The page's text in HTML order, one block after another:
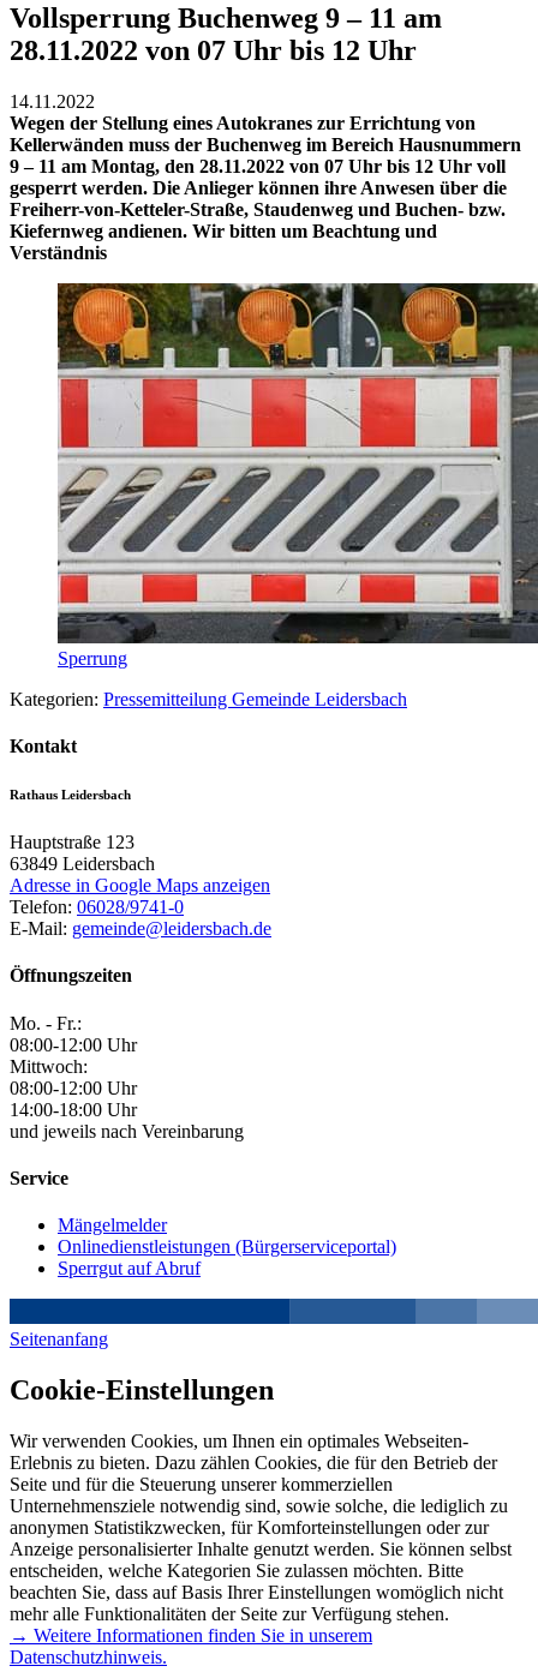
Vollsperrung Buchenweg 9 – 11 am
28.11.2022 von 07 Uhr bis 12 Uhr
14.11.2022
Wegen der Stellung eines Autokranes zur Errichtung von
Kellerwänden muss der Buchenweg im Bereich Hausnummern
9 – 11 am Montag, den 28.11.2022 von 07 Uhr bis 12 Uhr voll
gesperrt werden. Die Anlieger können ihre Anwesen über die
Freiherr-von-Ketteler-Straße, Staudenweg und Buchen- bzw.
Kiefernweg andienen. Wir bitten um Beachtung und
Verständnis
Sperrung
Kategorien: Pressemitteilung Gemeinde Leidersbach
Kontakt
Rathaus Leidersbach
Hauptstraße 123
63849 Leidersbach
Adresse in Google Maps anzeigen
Telefon: 06028/9741-0
E-Mail: gemeinde@leidersbach.de
Öffnungszeiten
Mo. - Fr.:
08:00-12:00 Uhr
Mittwoch:
08:00-12:00 Uhr
14:00-18:00 Uhr
und jeweils nach Vereinbarung
Service
Mängelmelder
Onlinedienstleistungen (Bürgerserviceportal)
Sperrgut auf Abruf
Seitenanfang
Cookie-Einstellungen
Wir verwenden Cookies, um Ihnen ein optimales Webseiten-
Erlebnis zu bieten. Dazu zählen Cookies, die für den Betrieb der
Seite und für die Steuerung unserer kommerziellen
Unternehmensziele notwendig sind, sowie solche, die lediglich zu
anonymen Statistikzwecken, für Komforteinstellungen oder zur
Anzeige personalisierter Inhalte genutzt werden. Sie können selbst
entscheiden, welche Kategorien Sie zulassen möchten. Bitte
beachten Sie, dass auf Basis Ihrer Einstellungen womöglich nicht
mehr alle Funktionalitäten der Seite zur Verfügung stehen.
→ Weitere Informationen finden Sie in unserem
Datenschutzhinweis.